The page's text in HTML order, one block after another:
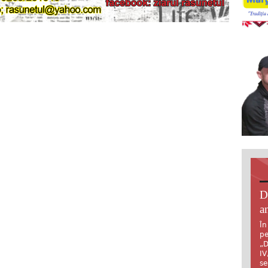
În